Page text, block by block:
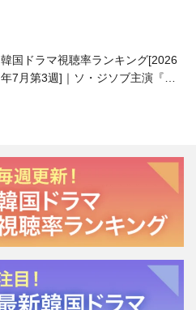
韓国ドラマ視聴率ランキング[2026
年7月第3週]｜ソ・ジソブ主演『エ